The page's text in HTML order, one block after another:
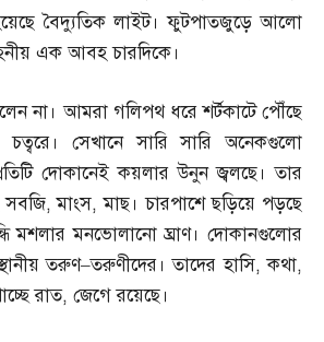
বৈদ্যুতিক লাইট। ফুটপাতজুড়ে আলো
এক আবহ চারদিকে।
না। আমরা গলিপথ ধরে শর্টকাটে পৌঁছে
সেখানে সারি সারি অনেকগুলো
দোকানেই কয়লার উনুন জ্বলছে। তার
সবজি,মাংস,মাছ। চারপাশে ছড়িয়ে পড়ছে
মশলার মনভোলানো ঘ্রাণ। দোকানগুলোর
তরুণ–তরুণীদের। তাদের হাসি,কথা,
রাত, জেগে রয়েছে।